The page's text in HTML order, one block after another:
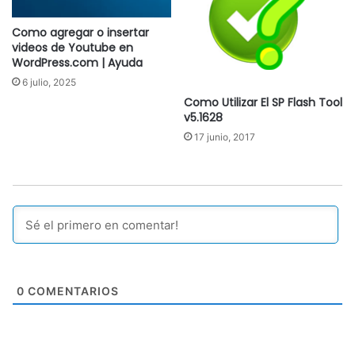
Como agregar o insertar
videos de Youtube en
WordPress.com | Ayuda
6 julio, 2025
Como Utilizar El SP Flash Tool
v5.1628
17 junio, 2017
0 COMENTARIOS